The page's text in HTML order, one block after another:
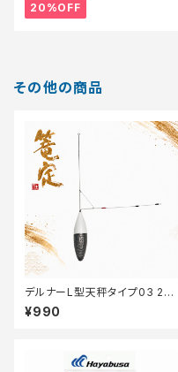
20%OFF
その他の商品
デルナーL型天秤タイプ03 27
【篭定】
¥990